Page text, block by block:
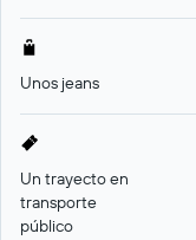
Unos jeans
Un trayecto en
transporte
público